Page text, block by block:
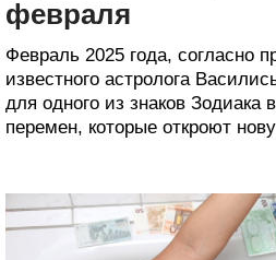
февраля
Февраль 2025 года, согласно
известного астролога
для одного из знаков Зодиака
перемен, которые откроют